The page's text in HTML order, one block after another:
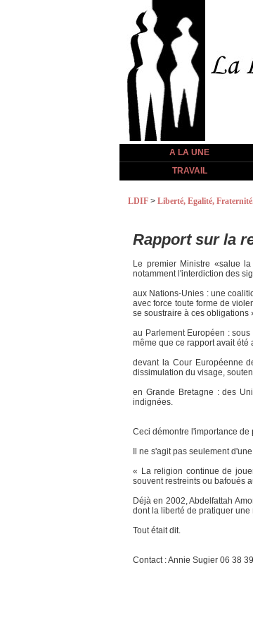
A LA UNE
TRAVAIL
LDIF > Liberté, Egalité,
Rapport sur la
Le premier Ministre «salue
notamment l'interdiction des
aux Nations-Unies : une
avec force toute forme de
se soustraire à ces obligations
au Parlement Européen :
même que ce rapport avait
devant la Cour Européenne
dissimulation du visage,
en Grande Bretagne : des
indignées.
Ceci démontre l'importance
Il ne s'agit pas seulement
« La religion continue de
souvent restreints ou bafoués
Déjà en 2002, Abdelfattah
dont la liberté de pratiquer
Tout était dit.
Contact : Annie Sugier 06 38